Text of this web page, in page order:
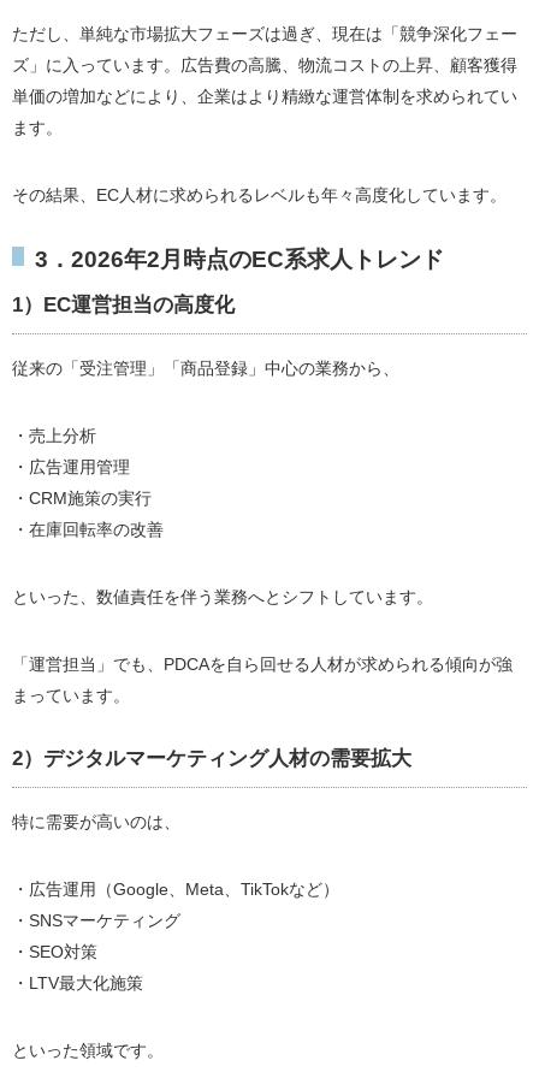
ただし、単純な市場拡大フェーズは過ぎ、現在は「競争深化フェー
ズ」に入っています。広告費の高騰、物流コストの上昇、顧客獲得
単価の増加などにより、企業はより精緻な運営体制を求められてい
ます。
その結果、EC人材に求められるレベルも年々高度化しています。
3．2026年2月時点のEC系求人トレンド
1）EC運営担当の高度化
従来の「受注管理」「商品登録」中心の業務から、
・売上分析
・広告運用管理
・CRM施策の実行
・在庫回転率の改善
といった、数値責任を伴う業務へとシフトしています。
「運営担当」でも、PDCAを自ら回せる人材が求められる傾向が強
まっています。
2）デジタルマーケティング人材の需要拡大
特に需要が高いのは、
・広告運用（Google、Meta、TikTokなど）
・SNSマーケティング
・SEO対策
・LTV最大化施策
といった領域です。